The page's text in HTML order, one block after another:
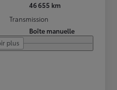
46 655 km
Transmission
Boîte manuelle
plus